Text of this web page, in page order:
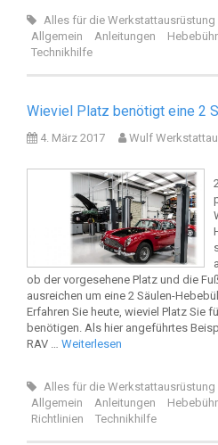
Alles für die Werkstattausrüstung
Allgemein
Anleitungen
Technikhilfe
Wieviel Platz benötigt eine 2
4. März 2017 Wulf
ob der vorgesehene Platz und die
ausreichen um eine 2 Säulen-
Erfahren Sie heute, wieviel Platz Sie
benötigen. Als hier angeführtes
RAV … Weiterlesen
Alles für die Werkstattausrüstung
Allgemein
Anleitungen
Richtlinien
Technikhilfe